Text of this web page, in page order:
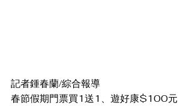
記者鍾春蘭/綜合報導
春節假期門票買1送1、遊好康$100元